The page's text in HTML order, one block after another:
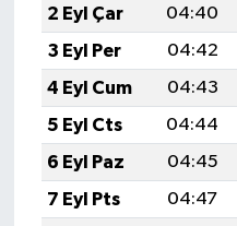
2 Eyl Çar
04:40
3 Eyl Per
04:42
4 Eyl Cum
04:43
5 Eyl Cts
04:44
6 Eyl Paz
04:45
7 Eyl Pts
04:47